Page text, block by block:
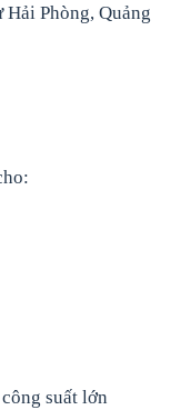
Phòng, Quảng
suất lớn